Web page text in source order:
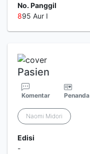
No. Panggil
895 Aur I
Pasien
Komentar Penanda
Naomi Midori
Edisi
-